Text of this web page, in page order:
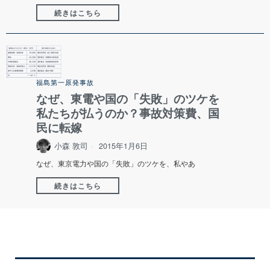
続きはこちら
福島第一原発事故
なぜ、東電や国の「失敗」のツケを
私たちが払うのか？事故対策費、国
民に転嫁
小森 敦司 2015年1月6日
なぜ、東京電力や国の「失敗」のツケを、私やあ
続きはこちら